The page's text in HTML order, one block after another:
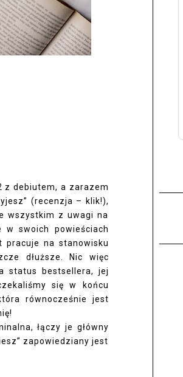
z debiutem, a zarazem
(recenzja – klik!),
wszystkim z uwagi na
swoich powieściach
na stanowisku
dłuższe. Nic więc
status bestsellera, jej
się w końcu
równocześnie jest
łączy je główny
zapowiedziany jest